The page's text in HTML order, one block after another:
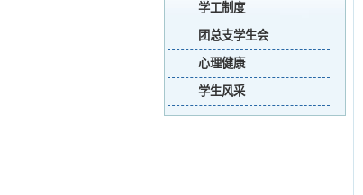
学工制度
团总支学生会
心理健康
学生风采